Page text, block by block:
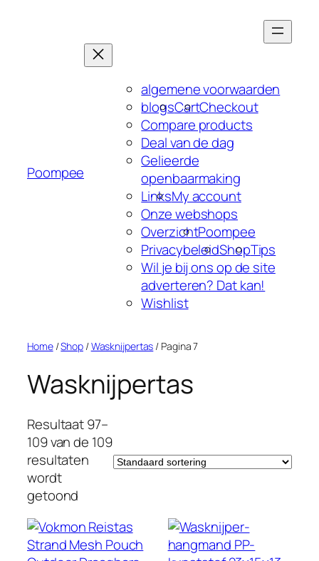
Poompee
algemene voorwaarden
blogsCartCheckout
Compare products
Deal van de dag
Gelieerde
openbaarmaking
LinksMy account
Onze webshops
OverzichtPoompee
PrivacybeleidShopTips
Wil je bij ons op de site
adverteren? Dat kan!
Wishlist
Home/Shop/Wasknijpertas / Pagina 7
Wasknijpertas
Resultaat 97–
109 van de 109
resultaten
wordt
getoond